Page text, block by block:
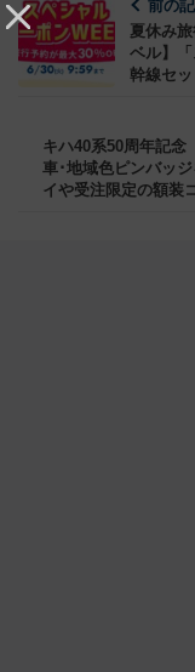
前の
夏休み
ベル】
幹線セ
キハ40系50周年記念
車･地域色ピンバッ
イや受注限定の額装